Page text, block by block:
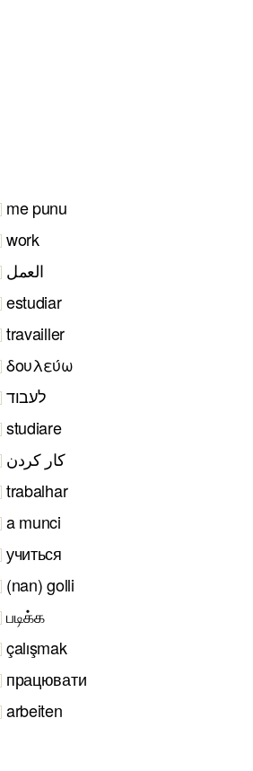
me punu
work
العمل
estudiar
travailler
δουλεύω
לעבוד
studiare
کار کردن
trabalhar
a munci
учиться
(nan) golli
படிக்க
çalışmak
працювати
arbeiten